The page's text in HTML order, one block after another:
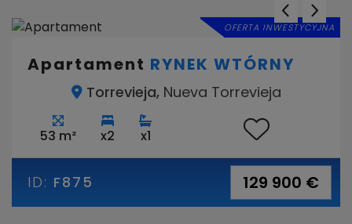
OFERTA INWESTYCYJNA
Apartament RYNEK WTÓRNY
Torrevieja, Nueva Torrevieja
53 m² x2 x1
ID: F875 129 900 €